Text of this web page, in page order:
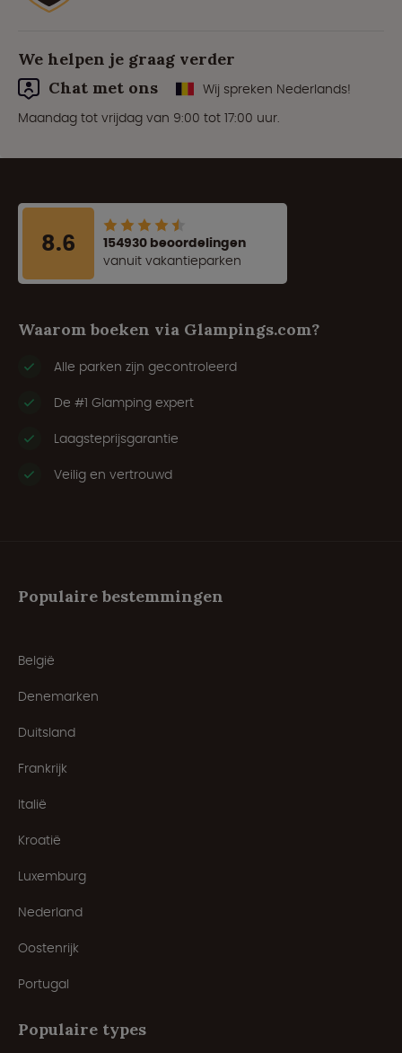
We helpen je graag verder
Chat met ons
Wij spreken Nederlands!
Maandag tot vrijdag van 9:00 tot 17:00 uur.
8.6
154930 beoordelingen
vanuit vakantieparken
Waarom boeken via Glampings.com?
Alle parken zijn gecontroleerd
De #1 Glamping expert
Laagsteprijsgarantie
Veilig en vertrouwd
Populaire bestemmingen
België
Denemarken
Duitsland
Frankrijk
Italië
Kroatië
Luxemburg
Nederland
Oostenrijk
Portugal
Populaire types